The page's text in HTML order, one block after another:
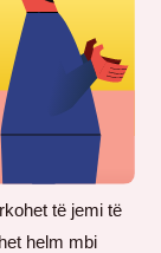
të jemi të
helm mbi